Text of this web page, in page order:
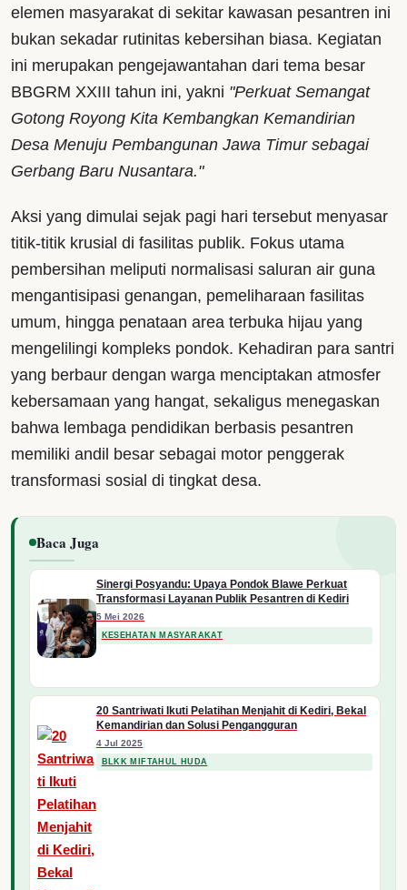
elemen masyarakat di sekitar kawasan pesantren ini
bukan sekadar rutinitas kebersihan biasa. Kegiatan
ini merupakan pengejawantahan dari tema besar
BBGRM XXIII tahun ini, yakni "Perkuat Semangat
Gotong Royong Kita Kembangkan Kemandirian
Desa Menuju Pembangunan Jawa Timur sebagai
Gerbang Baru Nusantara."
Aksi yang dimulai sejak pagi hari tersebut menyasar
titik-titik krusial di fasilitas publik. Fokus utama
pembersihan meliputi normalisasi saluran air guna
mengantisipasi genangan, pemeliharaan fasilitas
umum, hingga penataan area terbuka hijau yang
mengelilingi kompleks pondok. Kehadiran para santri
yang berbaur dengan warga menciptakan atmosfer
kebersamaan yang hangat, sekaligus menegaskan
bahwa lembaga pendidikan berbasis pesantren
memiliki andil besar sebagai motor penggerak
transformasi sosial di tingkat desa.
Baca Juga
Sinergi Posyandu: Upaya Pondok Blawe Perkuat
Transformasi Layanan Publik Pesantren di Kediri
5 Mei 2026
KESEHATAN MASYARAKAT
20 Santriwati Ikuti Pelatihan Menjahit di Kediri, Bekal
Kemandirian dan Solusi Pengangguran
4 Jul 2025
BLKK MIFTAHUL HUDA